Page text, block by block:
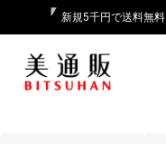
新規5千円で送料無料